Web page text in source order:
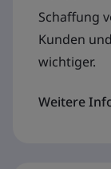
Schaffung
Kunden
wichtiger.
Weitere